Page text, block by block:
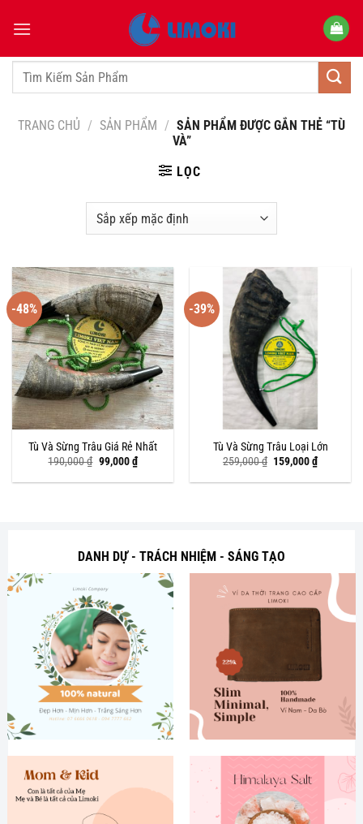
qua
dungTìm
TRANG CHỦ / SẢN PHẨM / SẢN PHẨM ĐƯỢC GẮN THẺ “TÙ
VÀ”
LỌC
-48%
Tù Và Sừng Trâu Giá Rẻ Nhất
190,000₫ Giá
gốc
là:
99,000₫Giá
hiện
tại
-39%
Tù Và Sừng Trâu Loại Lớn
259,000₫ Giá
là:
159,000₫Giá
hiện
tại
DANH DỰ - TRÁCH NHIỆM - SÁNG TẠO